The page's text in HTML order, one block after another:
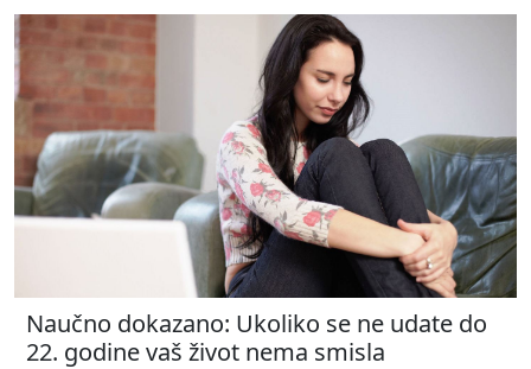
Naučno dokazano: Ukoliko se ne udate do
22. godine vaš život nema smisla